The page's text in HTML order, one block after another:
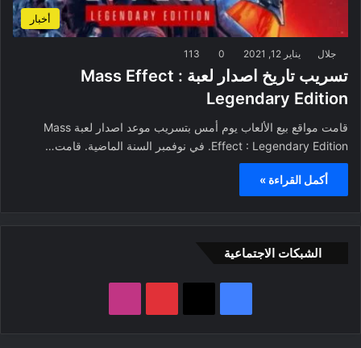
أخبار
جلال يناير 12, 2021 0
113
تسريب تاريخ اصدار لعبة Mass Effect :
Legendary Edition
قامت مواقع بيع الألعاب يوم أمس بتسريب موعد اصدار لعبة Mass
Effect : Legendary Edition. في نوفمبر السنة الماضية. قامت…
أكمل القراءة »
الشبكات الاجتماعية